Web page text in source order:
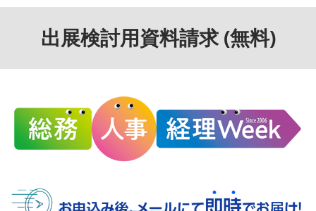
出展検討用資料請求 (無料)